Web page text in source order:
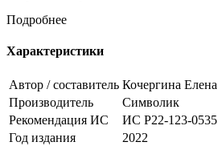
Подробнее
Характеристики
Автор / составитель Кочергина Елена
Производитель
Символик
Рекомендация ИС
ИС Р22-123-0535
Год издания
2022